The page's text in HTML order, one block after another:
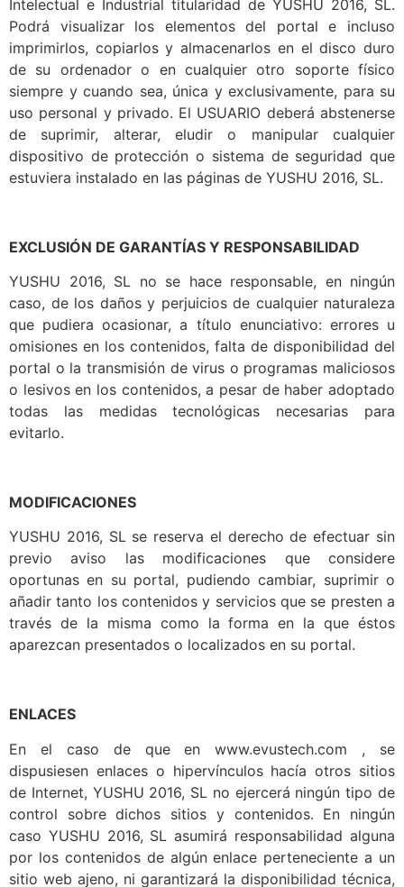
Intelectual e Industrial titularidad de YUSHU 2016, SL.
Podrá visualizar los elementos del portal e incluso
imprimirlos, copiarlos y almacenarlos en el disco duro
de su ordenador o en cualquier otro soporte físico
siempre y cuando sea, única y exclusivamente, para su
uso personal y privado. El USUARIO deberá abstenerse
de suprimir, alterar, eludir o manipular cualquier
dispositivo de protección o sistema de seguridad que
estuviera instalado en las páginas de YUSHU 2016, SL.
EXCLUSIÓN DE GARANTÍAS Y RESPONSABILIDAD
YUSHU 2016, SL no se hace responsable, en ningún
caso, de los daños y perjuicios de cualquier naturaleza
que pudiera ocasionar, a título enunciativo: errores u
omisiones en los contenidos, falta de disponibilidad del
portal o la transmisión de virus o programas maliciosos
o lesivos en los contenidos, a pesar de haber adoptado
todas las medidas tecnológicas necesarias para
evitarlo.
MODIFICACIONES
YUSHU 2016, SL se reserva el derecho de efectuar sin
previo aviso las modificaciones que considere
oportunas en su portal, pudiendo cambiar, suprimir o
añadir tanto los contenidos y servicios que se presten a
través de la misma como la forma en la que éstos
aparezcan presentados o localizados en su portal.
ENLACES
En el caso de que en www.evustech.com , se
dispusiesen enlaces o hipervínculos hacía otros sitios
de Internet, YUSHU 2016, SL no ejercerá ningún tipo de
control sobre dichos sitios y contenidos. En ningún
caso YUSHU 2016, SL asumirá responsabilidad alguna
por los contenidos de algún enlace perteneciente a un
sitio web ajeno, ni garantizará la disponibilidad técnica,